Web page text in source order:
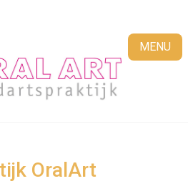
MENU
OralArt